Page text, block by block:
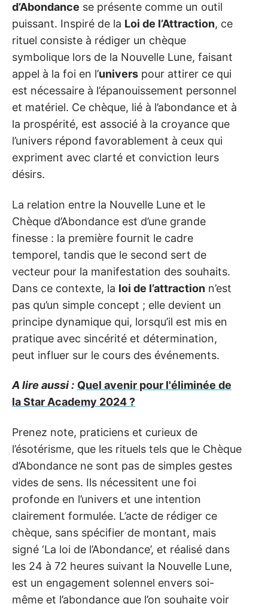
d’Abondance se présente comme un outil
puissant. Inspiré de la Loi de l’Attraction, ce
rituel consiste à rédiger un chèque
symbolique lors de la Nouvelle Lune, faisant
appel à la foi en l’univers pour attirer ce qui
est nécessaire à l’épanouissement personnel
et matériel. Ce chèque, lié à l’abondance et à
la prospérité, est associé à la croyance que
l’univers répond favorablement à ceux qui
expriment avec clarté et conviction leurs
désirs.
La relation entre la Nouvelle Lune et le
Chèque d’Abondance est d’une grande
finesse : la première fournit le cadre
temporel, tandis que le second sert de
vecteur pour la manifestation des souhaits.
Dans ce contexte, la loi de l’attraction n’est
pas qu’un simple concept ; elle devient un
principe dynamique qui, lorsqu’il est mis en
pratique avec sincérité et détermination,
peut influer sur le cours des événements.
A lire aussi : Quel avenir pour l'éliminée de
la Star Academy 2024 ?
Prenez note, praticiens et curieux de
l’ésotérisme, que les rituels tels que le Chèque
d’Abondance ne sont pas de simples gestes
vides de sens. Ils nécessitent une foi
profonde en l’univers et une intention
clairement formulée. L’acte de rédiger ce
chèque, sans spécifier de montant, mais
signé ‘La loi de l’Abondance’, et réalisé dans
les 24 à 72 heures suivant la Nouvelle Lune,
est un engagement solennel envers soi-
même et l’abondance que l’on souhaite voir